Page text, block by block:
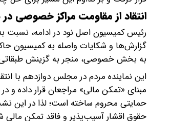
انتقاد از مقاومت مراکز خصوصی
رئیس کمیسیون اصل نود در ادامه،
گزارش‌ها و شکایات واصله به کمیسیون
به بخش خصوصی، منجر به گزینش
این نماینده مردم در مجلس دوازدهم با
مبنای «تمکن مالی» مراجعان قرار داده
حمایتی محروم ساخته است؛ لذا در این
حقوق اقشار آسیب‌پذیر و فاقد تمکن مالی